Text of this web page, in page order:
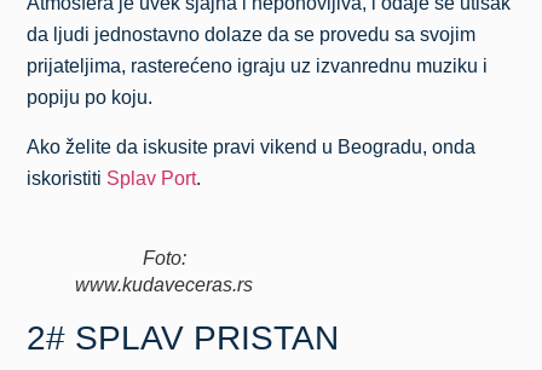
da ljudi jednostavno dolaze da se provedu sa svojim
prijateljima, rasterećeno igraju uz izvanrednu muziku i
popiju po koju.
Ako želite da iskusite pravi vikend u Beogradu, onda
iskoristiti Splav Port.
Foto:
www.kudaveceras.rs
2# SPLAV PRISTAN